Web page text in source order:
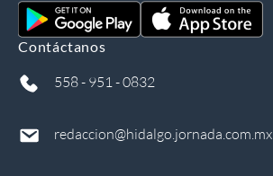
Contáctanos
558 - 951 - 0832
redaccion@hidalgo.jornada.com.mx